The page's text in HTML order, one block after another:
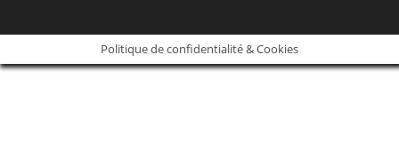
Politique de confidentialité & Cookies